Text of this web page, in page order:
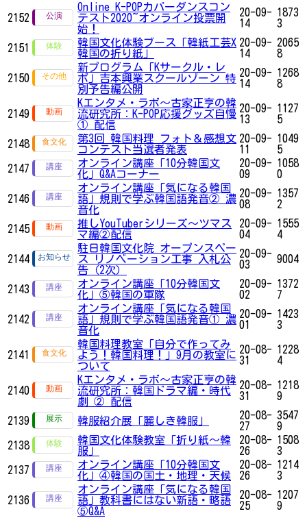
2152
Online K-POPカバーダンスコン
テスト2020~オンライン投票開
始！
20-09-
14
1873
3
2151
韓国文化体験ブース「韓紙工芸X
韓国の折り紙」
20-09-
14
2065
8
2150
新プログラム「Kサークル・レ
ポ」吉本興業スクールゾーン 特
別予告編公開
20-09-
14
1268
8
2149
Kエンタメ・ラボ～古家正亨の韓
流研究所：K-POP応援グッズ自慢
① 配信
20-09-
13
1127
5
2148
第3回 韓国料理 フォト＆感想文
コンテスト当選者発表
20-09-
11
1049
5
2147
オンライン講座「10分韓国文
化」Q&Aコーナー
20-09-
09
1058
0
2146
オンライン講座「気になる韓国
語」規則で学ぶ韓国語発音② 濃
音化
20-09-
08
1357
2
2145
推しYouTuberシリーズ〜ツマス
マ編②配信
20-09-
04
1555
4
2144
駐日韓国文化院 オープンスペー
ス リノベーション工事 入札公
告（2次）
20-09-
03
9004
2143
オンライン講座「10分韓国文
化」⑤韓国の軍隊
20-09-
02
1372
7
2142
オンライン講座「気になる韓国
語」規則で学ぶ韓国語発音① 濃
音化
20-09-
01
1423
3
2141
韓国料理教室「自分で作ってみ
よう！韓国料理！」9月の教室に
ついて
20-08-
31
1228
4
2140
Kエンタメ・ラボ～古家正亨の韓
流研究所：韓国ドラマ編・時代
劇 ② 配信
20-08-
31
1218
9
2139 韓服紹介展「麗しき韓服」
20-08-
27
3547
9
2138
韓国文化体験教室「折り紙〜韓
服」
20-08-
26
1508
3
2137
オンライン講座「10分韓国文
化」④韓国の国土・地理・天候
20-08-
26
1214
3
2136
オンライン講座「気になる韓国
語」教科書にはない新語・略語
⑤Q&A
20-08-
25
1207
9